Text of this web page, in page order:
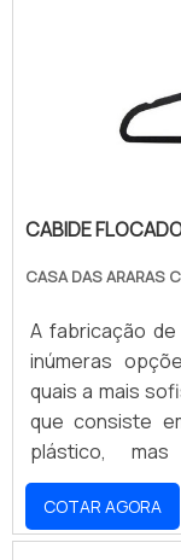
contato com
solicite um
precisas e
estrutura,
peça acessória,
CABIDE
CASA DAS ARARAS
A fabricação
inúmeras
quais a mais
que consiste
plástico,
veludo.Assim
tradicionais
flocada conta
COTAR AGORA